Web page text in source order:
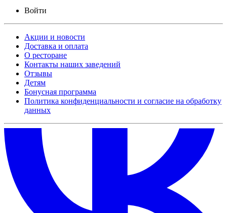
Войти
Акции и новости
Доставка и оплата
О ресторане
Контакты наших заведений
Отзывы
Детям
Бонусная программа
Политика конфиденциальности и согласие на обработку
данных